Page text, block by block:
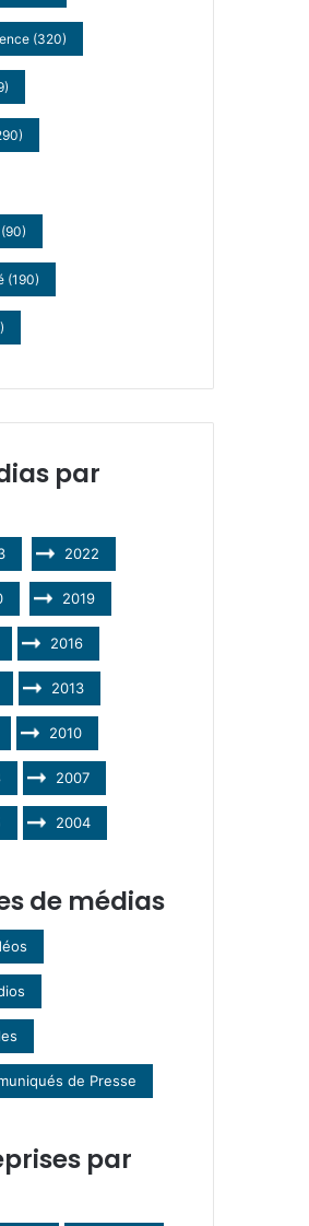
(320)
(90)
(190)
par
2022
2019
2016
2013
2010
2007
2004
de médias
de Presse
par